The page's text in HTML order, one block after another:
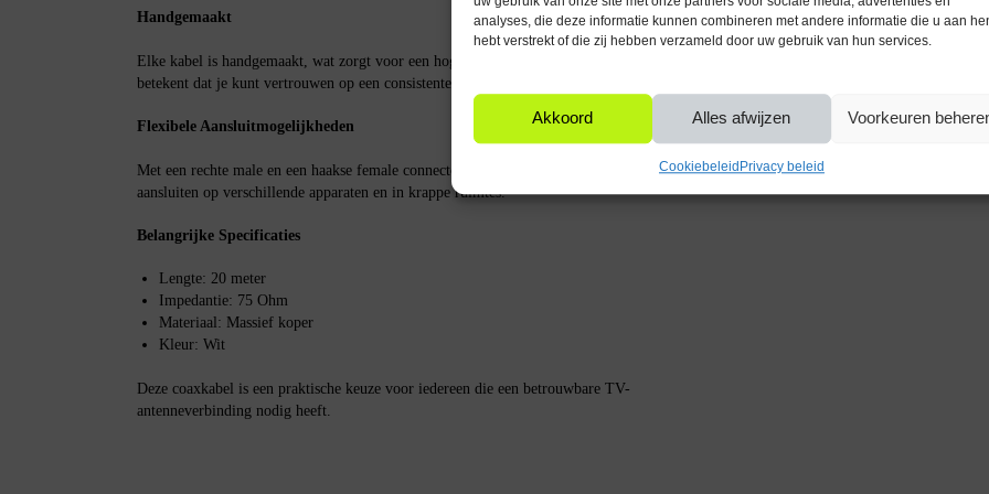
analyses, die deze informatie kunnen combineren met andere informatie die u aan
hebt verstrekt of die zij hebben verzameld door uw gebruik van hun services.
Akkoord Alles afwijzen Voorkeuren
Cookiebeleid Privacy beleid
Handgemaakt
Elke kabel is handgemaakt, wat zorgt voor een hoge kwaliteitscontrole en betrouwbaarheid. Dit
betekent dat je kunt vertrouwen op een consistente prestatie van de kabel.
Flexibele Aansluitmogelijkheden
Met een rechte male en een haakse female connector biedt deze kabel flexibiliteit bij het
aansluiten op verschillende apparaten en in krappe ruimtes.
Belangrijke Specificaties
Lengte: 20 meter
Impedantie: 75 Ohm
Materiaal: Massief koper
Kleur: Wit
Deze coaxkabel is een praktische keuze voor iedereen die een betrouwbare TV-
antenneverbinding nodig heeft.
Aantal stuks in verpakking